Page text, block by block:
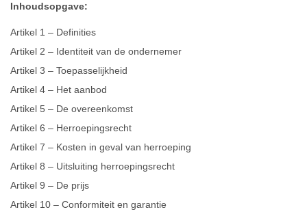
Inhoudsopgave:
Artikel 1 – Definities
Artikel 2 – Identiteit van de ondernemer
Artikel 3 – Toepasselijkheid
Artikel 4 – Het aanbod
Artikel 5 – De overeenkomst
Artikel 6 – Herroepingsrecht
Artikel 7 – Kosten in geval van herroeping
Artikel 8 – Uitsluiting herroepingsrecht
Artikel 9 – De prijs
Artikel 10 – Conformiteit en garantie